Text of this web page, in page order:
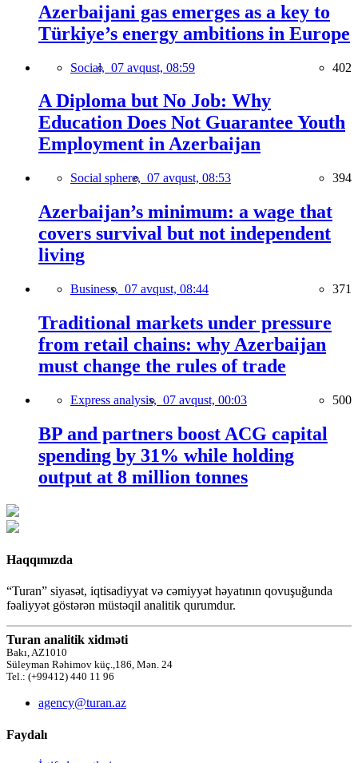
Azerbaijani gas emerges as a key to
Türkiye’s energy ambitions in Europe
Social, 07 avqust, 08:59 402
A Diploma but No Job: Why
Education Does Not Guarantee Youth
Employment in Azerbaijan
Social sphere, 07 avqust, 08:53 394
Azerbaijan’s minimum: a wage that
covers survival but not independent
living
Business, 07 avqust, 08:44 371
Traditional markets under pressure
from retail chains: why Azerbaijan
must change the rules of trade
Express analysis, 07 avqust, 00:03 500
BP and partners boost ACG capital
spending by 31% while holding
output at 8 million tonnes
Haqqımızda
“Turan” siyasət, iqtisadiyyat və cəmiyyət həyatının qovuşuğunda
fəaliyyət göstərən müstəqil analitik qurumdur.
Turan analitik xidməti
Bakı, AZ1010
Süleyman Rəhimov küç.,186, Mən. 24
Tel.: (+99412) 440 11 96
agency@turan.az
Faydalı